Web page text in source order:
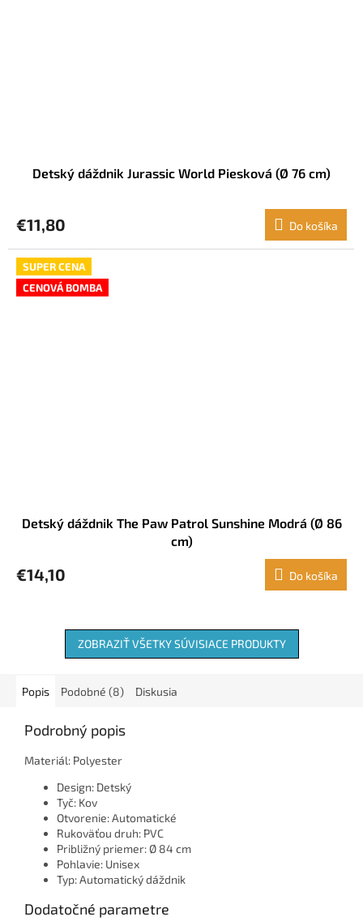
Detský dáždnik Jurassic World Piesková (Ø 76 cm)
€11,80 Do košíka
SUPER CENA
CENOVÁ BOMBA
Detský dáždnik The Paw Patrol Sunshine Modrá (Ø 86
cm)
€14,10 Do košíka
ZOBRAZIŤ VŠETKY SÚVISIACE PRODUKTY
Popis Podobné (8) Diskusia
Podrobný popis
Materiál: Polyester
Design: Detský
Tyč: Kov
Otvorenie: Automatické
Rukoväťou druh: PVC
Približný priemer: Ø 84 cm
Pohlavie: Unisex
Typ: Automatický dáždnik
Dodatočné parametre